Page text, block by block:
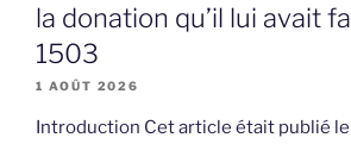
la donation qu’il lui avait
1503
1 AOÛT 2026
Introduction Cet article était publié